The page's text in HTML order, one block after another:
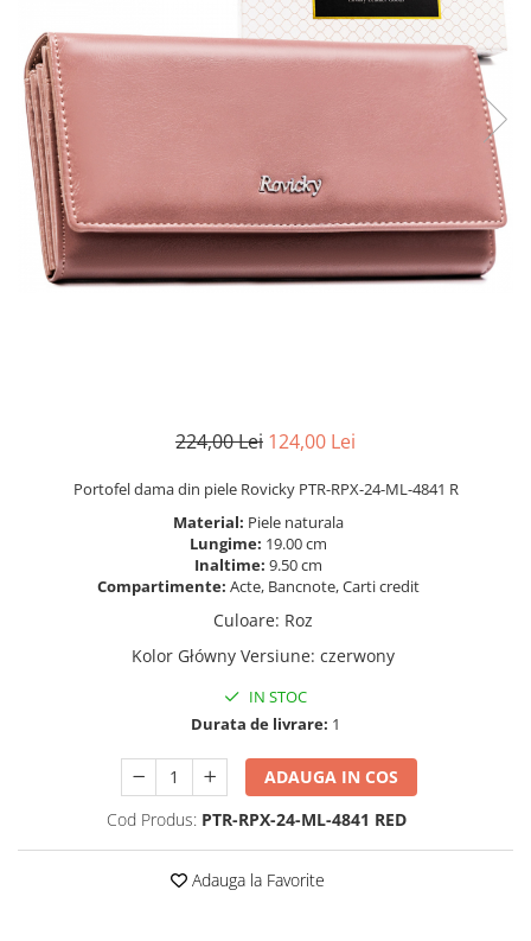
224,00 Lei 124,00 Lei
Portofel dama din piele Rovicky PTR-RPX-24-ML-4841 R
Material: Piele naturala
Lungime: 19.00 cm
Inaltime: 9.50 cm
Compartimente: Acte, Bancnote, Carti credit
Culoare: Roz
Kolor Główny Versiune: czerwony
IN STOC
Durata de livrare: 1
ADAUGA IN COS
Cod Produs: PTR-RPX-24-ML-4841 RED
Adauga la Favorite